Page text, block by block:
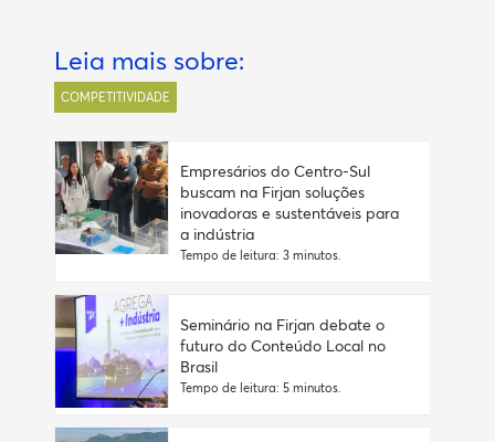
Leia mais sobre:
COMPETITIVIDADE
Empresários do Centro-Sul
buscam na Firjan soluções
inovadoras e sustentáveis para
a indústria
Tempo de leitura: 3 minutos.
Seminário na Firjan debate o
futuro do Conteúdo Local no
Brasil
Tempo de leitura: 5 minutos.